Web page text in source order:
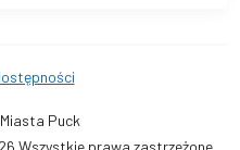
Puck
Wszystkie prawa zastrzeżone.